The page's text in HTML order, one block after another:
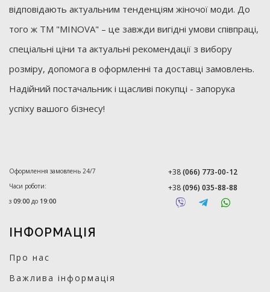
відповідають актуальним тенденціям жіночої моди. До
того ж ТМ "MINOVA" – це завжди вигідні умови співпраці,
спеціальні ціни та актуальні рекомендації з вибору
розміру, допомога в оформленні та доставці замовлень.
Надійний постачальник і щасливі покупці - запорука
успіху вашого бізнесу!
Оформлення замовлень 24/7
Часи роботи:
з 09:00 до 19:00
+38(066) 773-00-12
+38(096) 035-88-88
ІНФОРМАЦІЯ
Про нас
Важлива інформація